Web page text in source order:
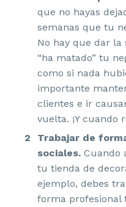
que no hayas
semanas que tu
No hay que dar la
“ha matado” tu
como si nada
importante
clientes e ir
vuelta. ¡Y cuando
Trabajar de
sociales. Cuando
tu tienda de
ejemplo, debes
forma profesional